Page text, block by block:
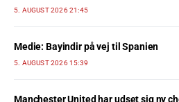
5. AUGUST 2026 21:45
Medie: Bayindir på vej til Spanien
5. AUGUST 2026 15:39
Manchester United har udset sig ny